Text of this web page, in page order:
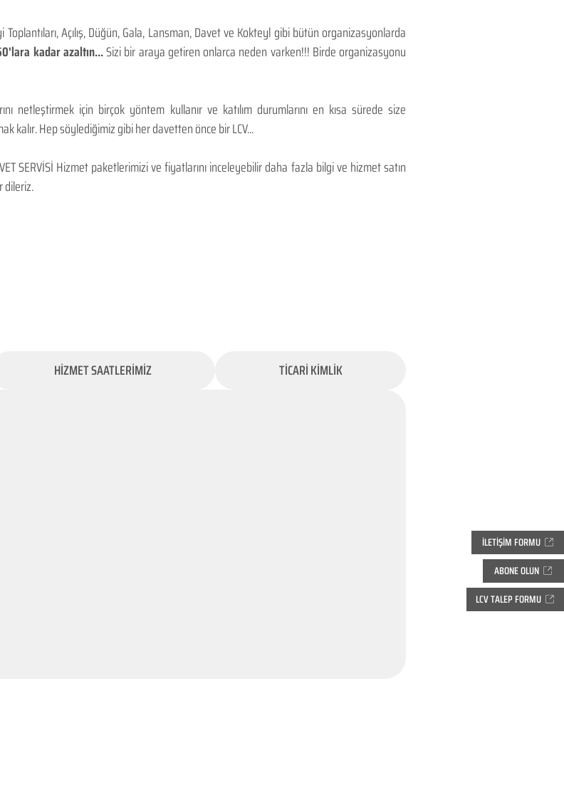
ABONE OLUN
LCV TALEP FORMU
İLETİŞİM FORMU
Açılış, Düğün, Gala, Lansman, Davet ve Kokteyl gibi bütün organizasyonlarda
kadar azaltın...Sizi bir araya getiren onlarca neden varken!!! Birde organizasyonu
netleştirmek için birçok yöntem kullanır ve katılım durumlarını en kısa sürede size
kalır. Hep söylediğimiz gibi her davetten önce bir LCV...
SERVİSİ Hizmet paketlerimizi ve fiyatlarını inceleyebilir daha fazla bilgi ve hizmet satın
dileriz.
HİZMET SAATLERİMİZ TİCARİ KİMLİK